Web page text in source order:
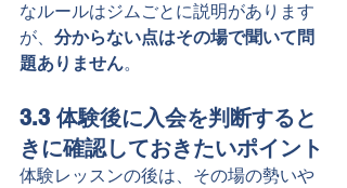
なルールはジムごとに説明があります
が、 分からない点はその場で聞いて問
題ありません。
3.3 体験後に入会を判断すると
きに確認しておきたいポイント
体験レッスンの後は、その場の勢いや